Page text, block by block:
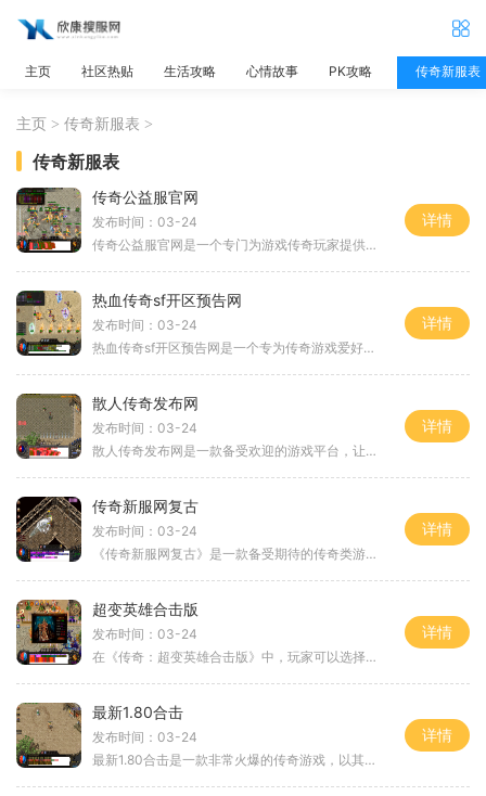
主页 社区热贴 生活攻略 心情故事 PK攻略 传奇新服表
主页 > 传奇新服表 >
传奇新服表
传奇公益服官网
发布时间：03-24
传奇公益服官网是一个专门为游戏传奇玩家提供优质游戏体验的平台。作为一款经典的多人在线角色扮演游戏，传奇自上线以来一直备受玩家们的喜爱和追捧。而传奇公益服官网，则在
详情
热血传奇sf开区预告网
发布时间：03-24
热血传奇sf开区预告网是一个专为传奇游戏爱好者提供最新消息和开区预告的网站。作为一款经典的2D游戏，传奇以其激烈的角色扮演和万人在线的玩法，吸引了无数玩家的热爱和参与。
详情
散人传奇发布网
发布时间：03-24
散人传奇发布网是一款备受欢迎的游戏平台，让玩家们能够享受到真实而刺激的游戏体验。这款游戏以其独特的玩法和卓越的品质吸引了众多玩家的喜爱。下面将为大家详细介绍散人传
详情
传奇新服网复古
发布时间：03-24
《传奇新服网复古》是一款备受期待的传奇类游戏新作，完美复刻了经典的传奇玩法，为玩家们带来全新的游戏体验。在这个游戏中，玩家将回到逐梦传奇的世界，重新体验那些激动人
详情
超变英雄合击版
发布时间：03-24
在《传奇：超变英雄合击版》中，玩家可以选择三大职业之一，包括战士、法师和道士。每个职业都有各自独特的能力和技能，玩家可以根据个人喜好选择适合自己的角色扮演方式。游
详情
最新1.80合击
发布时间：03-24
最新1.80合击是一款非常火爆的传奇游戏，以其独特的2D游戏画面、丰富的角色扮演系统和激烈的万人在线对战而备受玩家喜爱。这款游戏以传奇为背景，让玩家扮演虚拟人物与其他玩家
详情